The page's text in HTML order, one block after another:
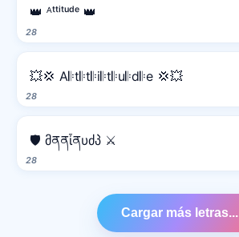
28
👑 ᴬᵗᵗⁱᵗᵘᵈᵉ 👑
28
💥💢 A𝄆t𝄆t𝄆i𝄆t𝄆u𝄆d𝄆e 💢💥
28
🛡️ მནནἶནυძპ ⚔️
Cargar más letras...